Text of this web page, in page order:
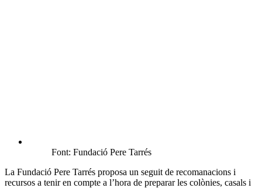
Font: Fundació Pere Tarrés
La Fundació Pere Tarrés proposa un seguit de recomanacions i
recursos a tenir en compte a l’hora de preparar les colònies, casals i